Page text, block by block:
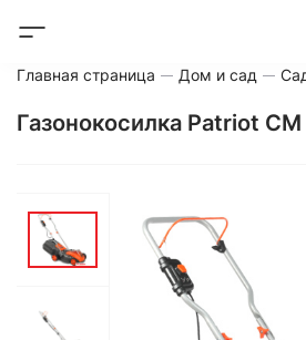
Главная страница Дом и сад
Газонокосилка Patriot